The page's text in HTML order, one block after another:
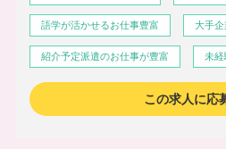
語学が活かせるお仕事豊富 大手企
紹介予定派遣のお仕事が豊富 未経
この求人に応